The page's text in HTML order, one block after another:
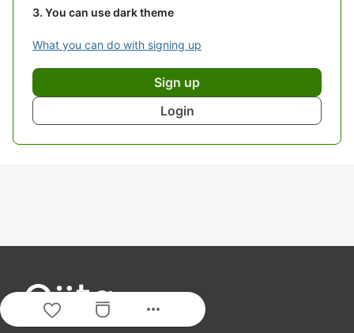
You can use dark theme
What you can do with signing up
Sign up
Login
more_horiz